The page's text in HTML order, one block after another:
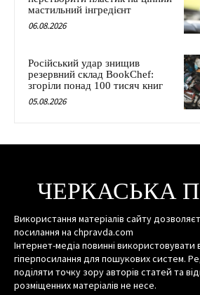
мастильний інгредієнт
06.08.2026
Російський удар знищив
резервний склад BookChef:
згоріли понад 100 тисяч книг
05.08.2026
ЧЕРКАСЬКА
Використання матеріалів сайту
посилання на chpravda.com
Інтернет-медіа повинні використовувати
гіперпосилання для пошукових систем.
поділяти точку зору авторів статей та
розміщенних матеріалів не несе.